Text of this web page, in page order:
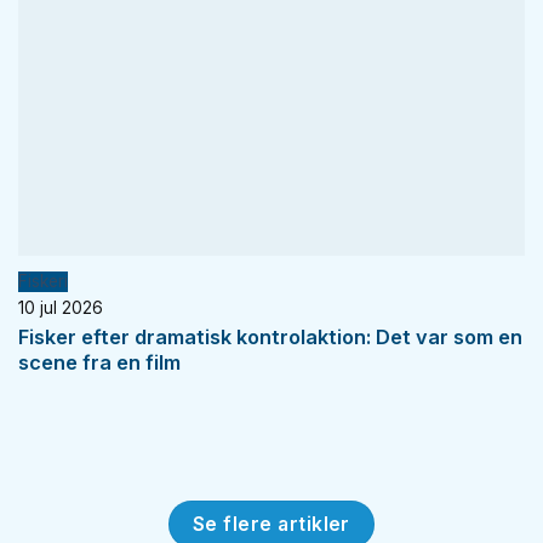
Fiskeri
10 jul 2026
Fisker efter dramatisk kontrolaktion: Det var som en
scene fra en film
Se flere artikler